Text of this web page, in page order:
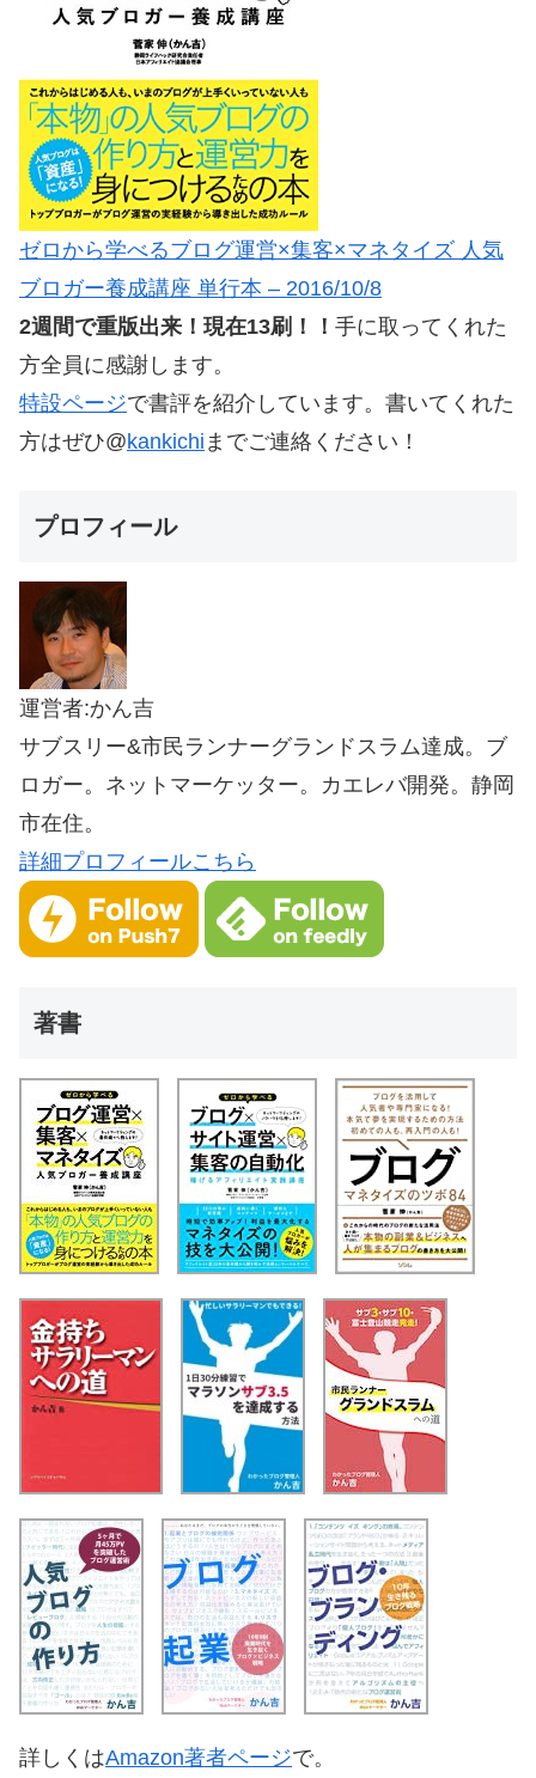
ゼロから学べるブログ運営×集客×マネタイズ 人気
ブロガー養成講座 単行本 – 2016/10/8
2週間で重版出来！現在13刷！！ 手に取ってくれた
方全員に感謝します。
特設ページで書評を紹介しています。書いてくれた
方はぜひ@kankichi までご連絡ください！
プロフィール
運営者:かん吉
サブスリー&市民ランナーグランドスラム達成。ブ
ロガー。ネットマーケッター。カエレバ開発。静岡
市在住。
詳細プロフィールこちら
著書
詳しくはAmazon著者ページで。